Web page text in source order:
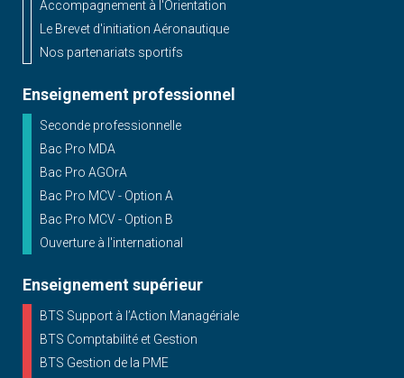
Accompagnement à l'Orientation
Le Brevet d'initiation Aéronautique
Nos partenariats sportifs
Enseignement professionnel
Seconde professionnelle
Bac Pro MDA
Bac Pro AGOrA
Bac Pro MCV - Option A
Bac Pro MCV - Option B
Ouverture à l'international
Enseignement supérieur
BTS Support à l’Action Managériale
BTS Comptabilité et Gestion
BTS Gestion de la PME